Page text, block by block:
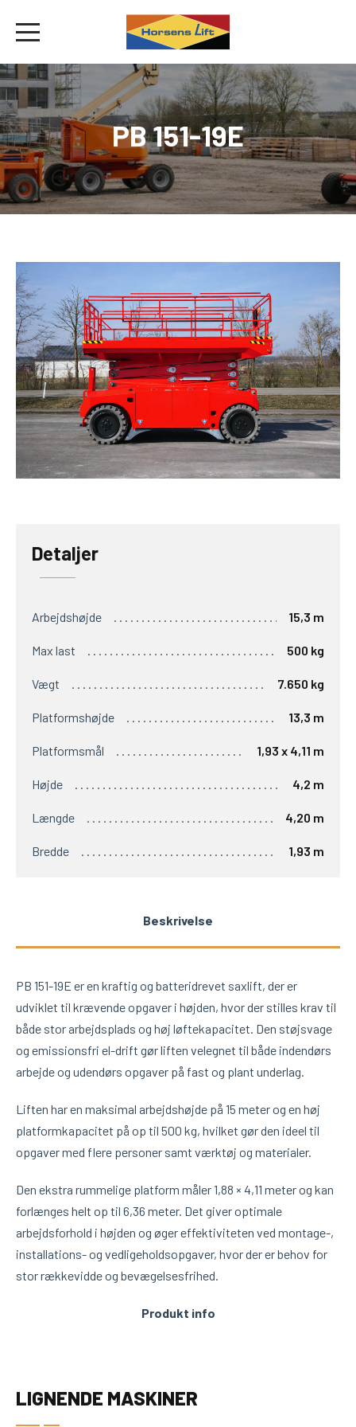
PB 151-19E
Detaljer
Arbejdshøjde 15,3 m
Max last 500 kg
Vægt 7.650 kg
Platformshøjde 13,3 m
Platformsmål 1,93 x 4,11 m
Højde 4,2 m
Længde 4,20 m
Bredde 1,93 m
Beskrivelse
PB 151-19E er en kraftig og batteridrevet saxlift, der er
udviklet til krævende opgaver i højden, hvor der stilles krav til
både stor arbejdsplads og høj løftekapacitet. Den støjsvage
og emissionsfri el-drift gør liften velegnet til både indendørs
arbejde og udendørs opgaver på fast og plant underlag.
Liften har en maksimal arbejdshøjde på 15 meter og en høj
platformkapacitet på op til 500 kg, hvilket gør den ideel til
opgaver med flere personer samt værktøj og materialer.
Den ekstra rummelige platform måler 1,88 × 4,11 meter og kan
forlænges helt op til 6,36 meter. Det giver optimale
arbejdsforhold i højden og øger effektiviteten ved montage-,
installations- og vedligeholdsopgaver, hvor der er behov for
stor rækkevidde og bevægelsesfrihed.
Produkt info
LIGNENDE MASKINER